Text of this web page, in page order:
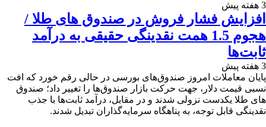
3 هفته پیش
افزایش فشار فروش در صندوق های طلا /
هجوم 1.5 همت نقدینگی حقیقی به درآمد
ثابت‌ها
3 هفته پیش
پایان معاملات امروز صندوق‌های بورسی در حالی رقم خورد که افت
نسبی قیمت‌ دلار، جهت حرکت بازار صندوق‌ها را تغییر داد؛ صندوق
های طلا یکدست نزولی شدند و در مقابل، درآمد ثابت‌ها با جذب
نقدینگی قابل توجه، به پناهگاه سرمایه‌گذاران تبدیل شدند.